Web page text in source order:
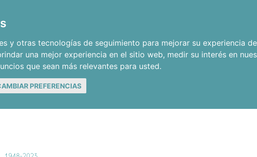
y otras tecnologías de seguimiento para mejorar su experiencia
una mejor experiencia en el sitio web, medir su interés en
que sean más relevantes para usted.
PREFERENCIAS